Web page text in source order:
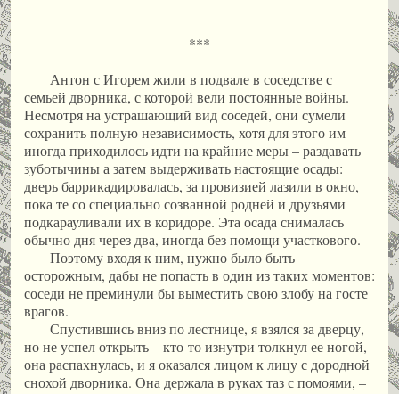
***
Антон с Игорем жили в подвале в соседстве с
семьей дворника, с которой вели постоянные войны.
Несмотря на устрашающий вид соседей, они сумели
сохранить полную независимость, хотя для этого им
иногда приходилось идти на крайние меры – раздавать
зуботычины а затем выдерживать настоящие осады:
дверь баррикадировалась, за провизией лазили в окно,
пока те со специально созванной родней и друзьями
подкарауливали их в коридоре. Эта осада снималась
обычно дня через два, иногда без помощи участкового.
Поэтому входя к ним, нужно было быть
осторожным, дабы не попасть в один из таких моментов:
соседи не преминули бы выместить свою злобу на госте
врагов.
Спустившись вниз по лестнице, я взялся за дверцу,
но не успел открыть – кто-то изнутри толкнул ее ногой,
она распахнулась, и я оказался лицом к лицу с дородной
снохой дворника. Она держала в руках таз с помоями, –